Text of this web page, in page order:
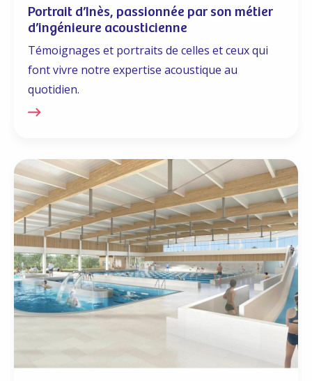
Portrait d’Inès, passionnée par son métier
d’ingénieure acousticienne
Témoignages et portraits de celles et ceux qui
font vivre notre expertise acoustique au
quotidien.